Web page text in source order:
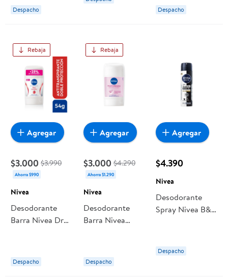
Natural Mujer
Despacho
Despacho
Rebaja
$3.000 $3.990
Ahorra $990
Nivea
Desodorante
Barra Nivea Dry
Despacho
Agregar
Rebaja
$3.000 $4.290
Ahorra $1.290
Nivea
Desodorante
Barra Nivea
Despacho
Agregar
$4.390
Nivea
Desodorante
Spray Nivea B&w
Hombre
Despacho
Agregar